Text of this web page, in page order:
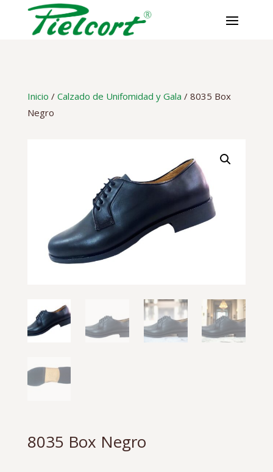
content
Inicio / Calzado de Unifomidad y Gala / 8035 Box
Negro
8035 Box Negro